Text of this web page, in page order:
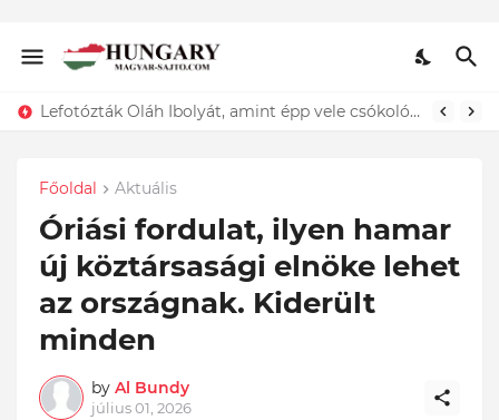
Lefotózták Oláh Ibolyát, amint épp vele csókolózik - EZT nem hiszed el, kinek a karjában kötött ki...ÍME
Főoldal Aktuális
Óriási fordulat, ilyen hamar
új köztársasági elnöke lehet
az országnak. Kiderült
minden
by Al Bundy
július 01, 2026